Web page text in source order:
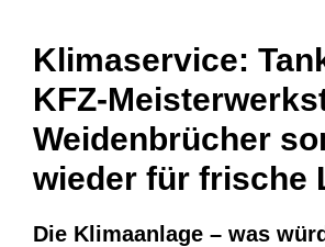
Klimaservice:
KFZ-
Weidenbrücher
wieder für frische
Die Klimaanlage – was